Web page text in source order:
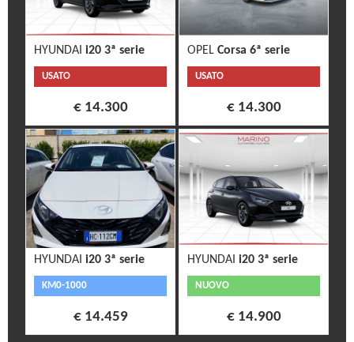
HYUNDAI i20 3ª serie
USATO
€ 14.300
OPEL Corsa 6ª serie
USATO
€ 14.300
HYUNDAI i20 3ª serie
KM0-1000
€ 14.459
HYUNDAI i20 3ª serie
NUOVO
€ 14.900